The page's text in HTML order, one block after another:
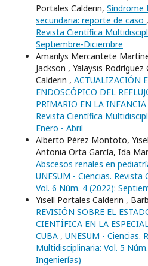
Portales Calderin, Síndrome
secundaria: reporte de caso ,
Revista Científica
Septiembre-Diciembre
Amarilys Mercantete
Jackson , Yalaysis
Calderin , ACTUALIZACIÓN
ENDOSCÓPICO DEL
PRIMARIO EN LA INFANCIA
Revista Científica
Enero - Abril
Alberto Pérez Montoto,
Antonia Orta García, Ida
Abscesos renales en
UNESUM - Ciencias.
Vol. 6 Núm. 4 (2022):
Yisell Portales Calderin ,
REVISIÓN SOBRE EL
CIENTÍFICA EN LA
CUBA , UNESUM - Ciencias.
Multidisciplinaria: Vol. 5
Ingenierí­as)